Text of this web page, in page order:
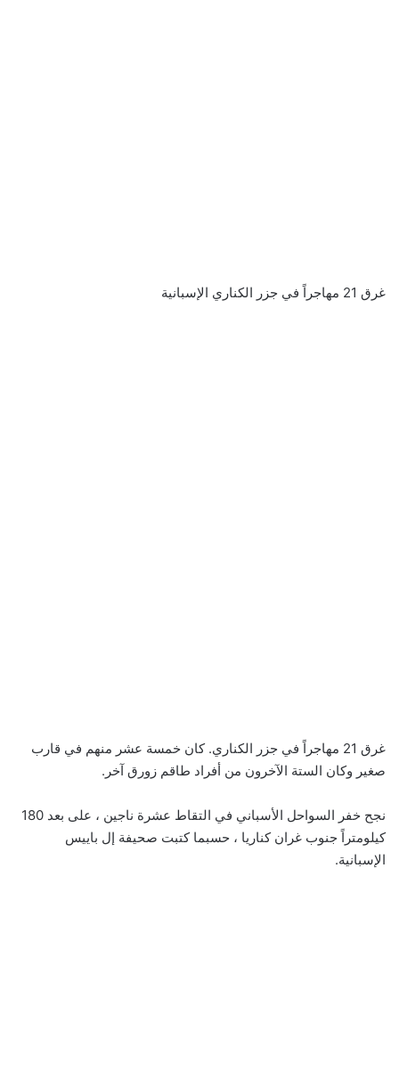
غرق 21 مهاجراً في جزر الكناري الإسبانية
غرق 21 مهاجراً في جزر الكناري. كان خمسة عشر منهم في قارب
صغير وكان الستة الآخرون من أفراد طاقم زورق آخر.
نجح خفر السواحل الأسباني في التقاط عشرة ناجين ، على بعد 180
كيلومتراً جنوب غران كناريا ، حسبما كتبت صحيفة إل باييس
الإسبانية.